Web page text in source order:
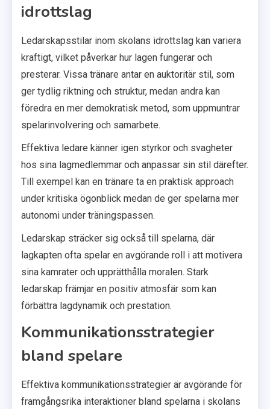
idrottslag
Ledarskapsstilar inom skolans idrottslag kan variera
kraftigt, vilket påverkar hur lagen fungerar och
presterar. Vissa tränare antar en auktoritär stil, som
ger tydlig riktning och struktur, medan andra kan
föredra en mer demokratisk metod, som uppmuntrar
spelarinvolvering och samarbete.
Effektiva ledare känner igen styrkor och svagheter
hos sina lagmedlemmar och anpassar sin stil därefter.
Till exempel kan en tränare ta en praktisk approach
under kritiska ögonblick medan de ger spelarna mer
autonomi under träningspassen.
Ledarskap sträcker sig också till spelarna, där
lagkapten ofta spelar en avgörande roll i att motivera
sina kamrater och upprätthålla moralen. Stark
ledarskap främjar en positiv atmosfär som kan
förbättra lagdynamik och prestation.
Kommunikationsstrategier
bland spelare
Effektiva kommunikationsstrategier är avgörande för
framgångsrika interaktioner bland spelarna i skolans